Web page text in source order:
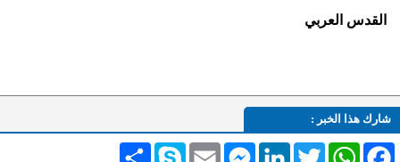
القدس العربي
شارك هذا الخبر :
انشر Skype Email
MessengerLinkedInTwitterWhatsAppFacebook